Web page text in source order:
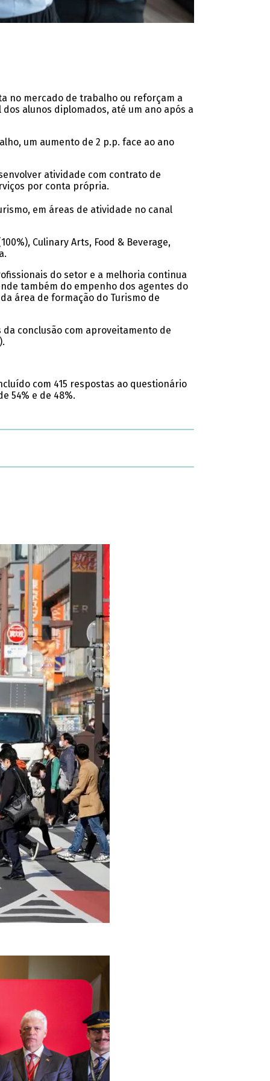
no mercado de trabalho ou reforçam a
alunos diplomados, até um ano após a
um aumento de 2 p.p. face ao ano
atividade com contrato de
por conta própria.
em áreas de atividade no canal
Culinary Arts, Food & Beverage,
do setor e a melhoria continua
também do empenho dos agentes do
área de formação do Turismo de
da conclusão com aproveitamento de
com 415 respostas ao questionário
54% e de 48%.